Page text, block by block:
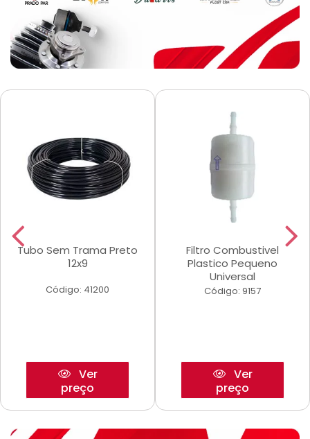
Tubo Sem Trama Preto
12x9
Código: 41200
Ver
preço
Filtro Combustivel
Plastico Pequeno
Universal
Código: 9157
Ver
preço